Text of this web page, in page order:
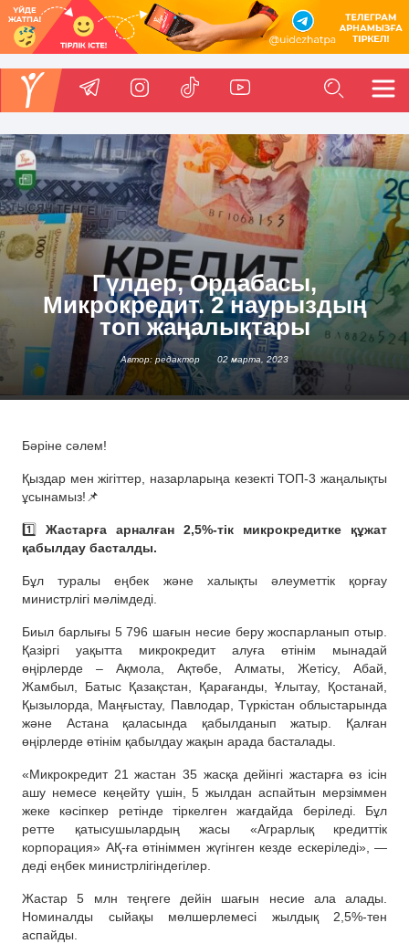
Гүлдер, Ордабасы,
Микрокредит. 2 наурыздың
топ жаңалықтары
Автор: редактор 02 марта, 2023
Бәріне сәлем!
Қыздар мен жігіттер, назарларыңа кезекті ТОП-3 жаңалықты
ұсынамыз!📌
1️⃣ Жастарға арналған 2,5%-тік микрокредитке құжат
қабылдау басталды.
Бұл туралы еңбек және халықты әлеуметтік қорғау
министрлігі мәлімдеді.
Биыл барлығы 5 796 шағын несие беру жоспарланып отыр.
Қазіргі уақытта микрокредит алуға өтінім мынадай
өңірлерде – Ақмола, Ақтөбе, Алматы, Жетісу, Абай,
Жамбыл, Батыс Қазақстан, Қарағанды, Ұлытау, Қостанай,
Қызылорда, Маңғыстау, Павлодар, Түркістан облыстарында
және Астана қаласында қабылданып жатыр. Қалған
өңірлерде өтінім қабылдау жақын арада басталады.
«Микрокредит 21 жастан 35 жасқа дейінгі жастарға өз ісін
ашу немесе кеңейту үшін, 5 жылдан аспайтын мерзіммен
жеке кәсіпкер ретінде тіркелген жағдайда беріледі. Бұл
ретте қатысушылардың жасы «Аграрлық кредиттік
корпорация» АҚ-ға өтініммен жүгінген кезде ескеріледі», —
деді еңбек министрлігіндегілер.
Жастар 5 млн теңгеге дейін шағын несие ала алады.
Номиналды сыйақы мөлшерлемесі жылдық 2,5%-тен
аспайды.